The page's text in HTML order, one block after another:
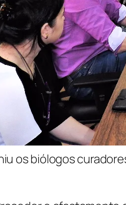
os biólogos